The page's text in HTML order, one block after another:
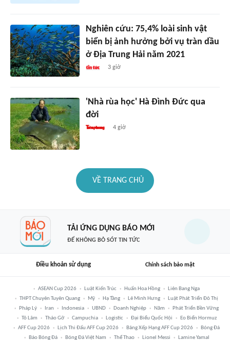
Nghiên cứu: 75,4% loài sinh vật
biển bị ảnh hưởng bởi vụ tràn dầu
ở Địa Trung Hải năm 2021
3 giờ
'Nhà rùa học' Hà Đình Đức qua
đời
4 giờ
VỀ TRANG CHỦ
TẢI ỨNG DỤNG BÁO MỚI
ĐỂ KHÔNG BỎ SÓT TIN TỨC
Điều khoản sử dụng Chính sách bảo mật
ASEAN Cup 2026 Luật Kiến Trúc Huấn Hoa Hồng
Liên Bang Nga
THPT Chuyên Tuyên Quang
Mỹ Hạ Tầng Lê Minh Hưng
Luật Phát Triển Đô Thị
Pháp Lý
Iran Indonesia UBND Doanh Nghiệp Năm
Phát Triển Bền Vững
Tô Lâm
Tháo Gỡ Campuchia Logistic Đại Biểu Quốc Hội
Eo Biển Hormuz
AFF Cup 2026
Lịch Thi Đấu AFF Cup 2026 Bảng Xếp Hạng AFF Cup 2026
Bóng Đá
Báo Bóng Đá
Bóng Đá Việt Nam Thể Thao Lionel Messi Lamine Yamal